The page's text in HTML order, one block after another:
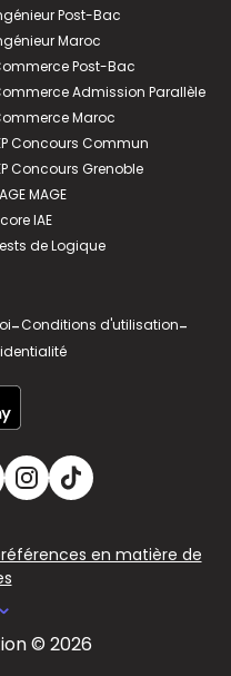
Post-Bac
Maroc
Post-Bac
Admission Parallèle
Maroc
Concours Commun
Concours Grenoble
MAGE
IAE
de Logique
-Conditions d'utilisation-
en matière de
© 2026